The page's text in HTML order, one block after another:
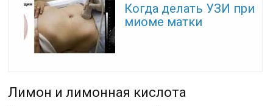
Когда делать УЗИ при
миоме матки
Лимон и лимонная кислота